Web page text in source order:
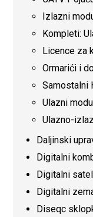
Izlazni
Kompleti:
Licence za
Ormarići i
Samostalni
Ulazni
Ulazno-
Daljinski
Digitalni
Digitalni
Digitalni
Diseqc